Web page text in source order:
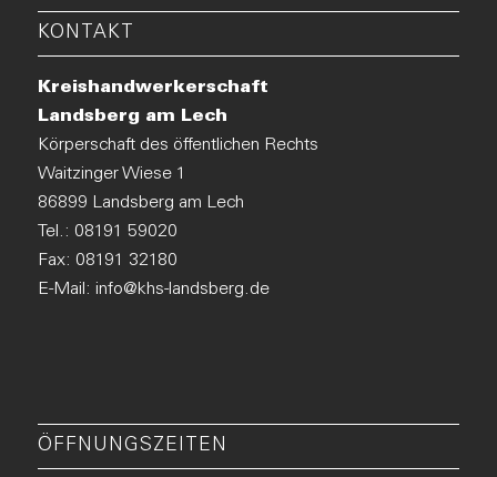
KONTAKT
Kreishandwerkerschaft
Landsberg am Lech
Körperschaft des öffentlichen Rechts
Waitzinger Wiese 1
86899 Landsberg am Lech
Tel.: 08191 59020
Fax: 08191 32180
E-Mail: info@khs-landsberg.de
ÖFFNUNGSZEITEN